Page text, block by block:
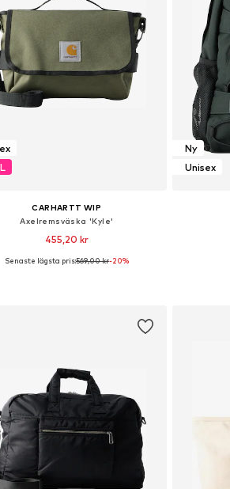
CARHARTT WIP
Axelremsväska 'Kyle'
455,20 kr
Tillgängliga storlekar: One Size
Senaste lägsta pris:569,00 kr-20%
Ny
Unisex